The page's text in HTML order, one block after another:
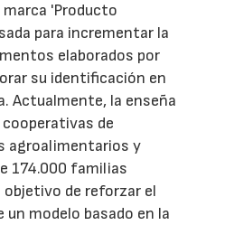
'Producto
para incrementar la
elaborados por
su identificación en
Actualmente, la enseña
cooperativas de
agroalimentarios y
174.000 familias
de reforzar el
modelo basado en la